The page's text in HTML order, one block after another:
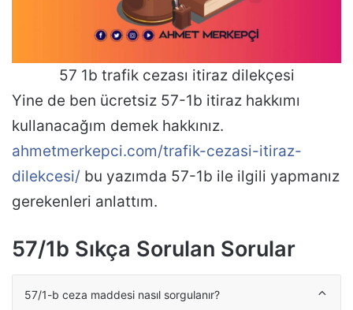
57 1b trafik cezası itiraz dilekçesi
Yine de ben ücretsiz 57-1b itiraz hakkımı
kullanacağım demek hakkınız.
ahmetmerkepci.com/trafik-cezasi-itiraz-
dilekcesi/ bu yazımda 57-1b ile ilgili yapmanız
gerekenleri anlattım.
57/1b Sıkça Sorulan Sorular
57/1-b ceza maddesi nasıl sorgulanır?